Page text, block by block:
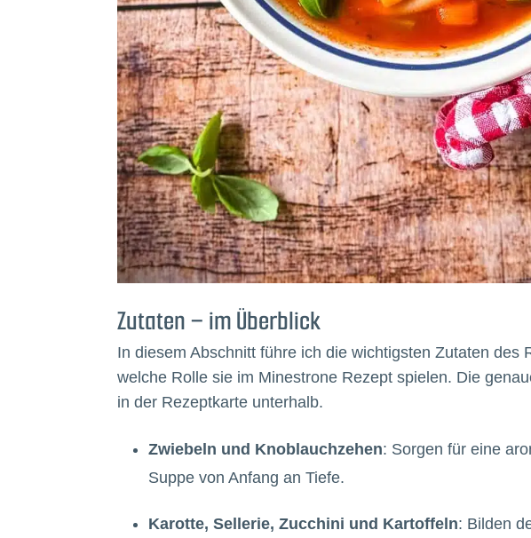
Zutaten – im Überblick
In diesem Abschnitt führe ich die wichtigsten Zutaten des
welche Rolle sie im Minestrone Rezept spielen. Die
in der Rezeptkarte unterhalb.
Zwiebeln und Knoblauchzehen: Sorgen für eine
Suppe von Anfang an Tiefe.
Karotte, Sellerie, Zucchini und Kartoffeln: Bilden